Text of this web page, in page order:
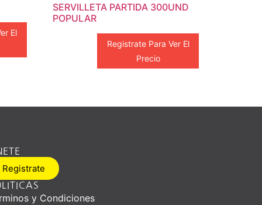
El
SERVILLETA PARTIDA 300UND
POPULAR
Registrate Para Ver El
Precio
Registrate
y Condiciones